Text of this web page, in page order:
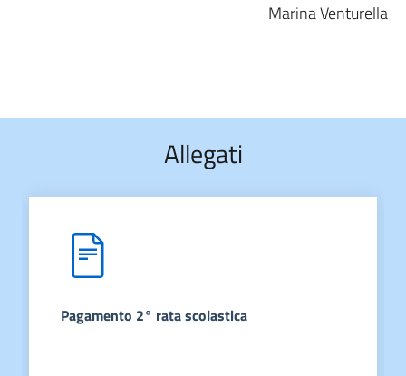
Marina Venturella
Allegati
Pagamento 2° rata scolastica